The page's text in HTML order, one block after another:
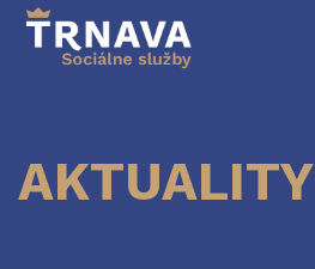
AKTUALITY